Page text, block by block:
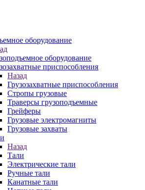
оборудование
оборудование
приспособления
Назад
Грузозахватные приспособления
Стропы грузовые
Траверсы грузоподъемные
Грейферы
Грузовые электромагниты
Грузовые захваты
Назад
Тали
Электрические тали
Ручные тали
Канатные тали